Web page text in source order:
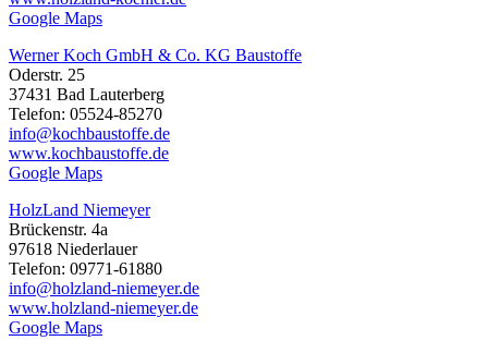
Google Maps
Werner Koch GmbH & Co. KG Baustoffe
Oderstr. 25
37431 Bad Lauterberg
Telefon: 05524-85270
info@kochbaustoffe.de
www.kochbaustoffe.de
Google Maps
HolzLand Niemeyer
Brückenstr. 4a
97618 Niederlauer
Telefon: 09771-61880
info@holzland-niemeyer.de
www.holzland-niemeyer.de
Google Maps